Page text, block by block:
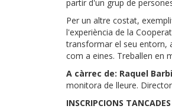
partir d'un grup de
Per un altre costat,
l'experiència de la
transformar el seu entorn,
com a eines. Treballen en
A càrrec de: Raquel
monitora de lleure.
INSCRIPCIONS TANCADES